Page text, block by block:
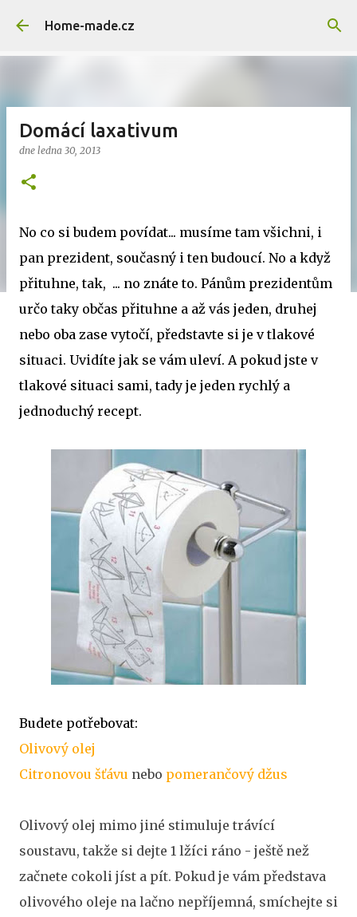
Přeskočit na hlavní obsah
Home-made.cz
Domácí laxativum
dne ledna 30, 2013
No co si budem povídat... musíme tam všichni, i
pan prezident, současný i ten budoucí. No a když
přituhne, tak, ... no znáte to. Pánům prezidentům
určo taky občas přituhne a až vás jeden, druhej
nebo oba zase vytočí, představte si je v tlakové
situaci. Uvidíte jak se vám uleví. A pokud jste v
tlakové situaci sami, tady je jeden rychlý a
jednoduchý recept.
Budete potřebovat:
Olivový olej
Citronovou šťávu nebo pomerančový džus
Olivový olej mimo jiné stimuluje trávící
soustavu, takže si dejte 1 lžíci ráno - ještě než
začnete cokoli jíst a pít. Pokud je vám představa
olivového oleje na lačno nepříjemná, smíchejte si